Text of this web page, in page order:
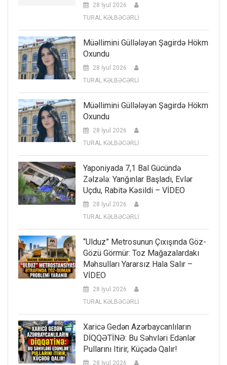
28 İyul 2026
TURAL KƏLBƏCƏRLİ
Müəllimini Güllələyən Şagirdə Hökm
Oxundu
28 İyul 2026
TURAL KƏLBƏCƏRLİ
Müəllimini Güllələyən Şagirdə Hökm
Oxundu
28 İyul 2026
TURAL KƏLBƏCƏRLİ
Yaponiyada 7,1 Bal Gücündə
Zəlzələ: Yanğınlar Başladı, Evlər
Uçdu, Rabitə Kəsildi – VİDEO
28 İyul 2026
TURAL KƏLBƏCƏRLİ
“Ulduz” Metrosunun Çıxışında Göz-
Gözü Görmür: Toz Mağazalardakı
Məhsulları Yararsız Hala Salır –
VİDEO
28 İyul 2026
TURAL KƏLBƏCƏRLİ
Xaricə Gedən Azərbaycanlıların
DİQQƏTİNƏ: Bu Səhvləri Edənlər
Pullarını Itirir, Küçədə Qalır!
28 İyul 2026